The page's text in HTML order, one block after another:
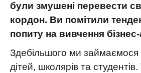
були змушені перевести
кордон. Ви помітили
попиту на вивчення бізнес-
Здебільшого ми
дітей, школярів та